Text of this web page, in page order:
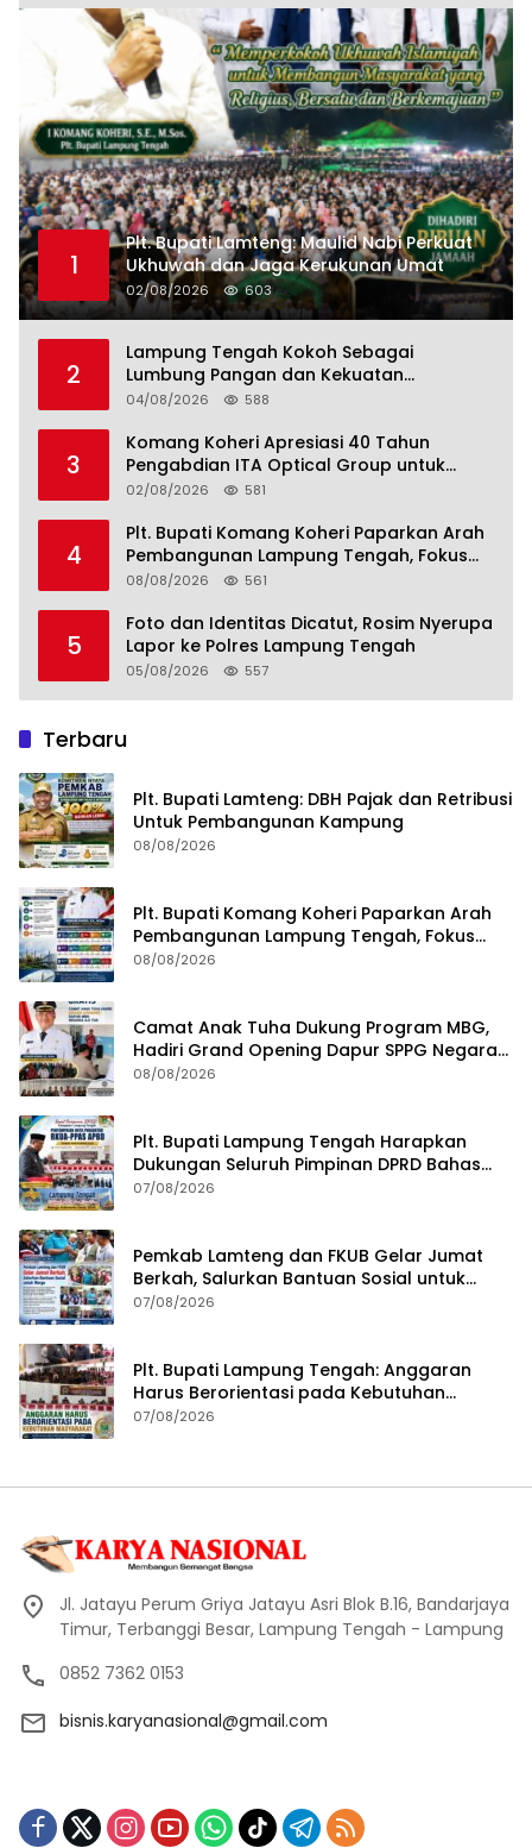
1
Plt. Bupati Lamteng: Maulid Nabi Perkuat
Ukhuwah dan Jaga Kerukunan Umat
02/08/2026 603
2
Lampung Tengah Kokoh Sebagai
Lumbung Pangan dan Kekuatan
Perkebunan Lampung, Komang Koheri:
Menuju Indonesia Emas 2045
04/08/2026 588
3
Komang Koheri Apresiasi 40 Tahun
Pengabdian ITA Optical Group untuk
Kesehatan Mata Masyarakat Lamteng
02/08/2026 581
4
Plt. Bupati Komang Koheri Paparkan Arah
Pembangunan Lampung Tengah, Fokus
pada SDM, Ekonomi, Infrastruktur dan
08/08/2026 561
5
Foto dan Identitas Dicatut, Rosim Nyerupa
Lapor ke Polres Lampung Tengah
05/08/2026 557
Terbaru
Plt. Bupati Lamteng: DBH Pajak dan Retribusi
Untuk Pembangunan Kampung
08/08/2026
Plt. Bupati Komang Koheri Paparkan Arah
Pembangunan Lampung Tengah, Fokus
pada SDM, Ekonomi, Infrastruktur dan
08/08/2026
Camat Anak Tuha Dukung Program MBG,
Hadiri Grand Opening Dapur SPPG Negara
Aji Tua Lampung Tengah
08/08/2026
Plt. Bupati Lampung Tengah Harapkan
Dukungan Seluruh Pimpinan DPRD Bahas
RKUA-PPAS APBD Tahun 2027
07/08/2026
Pemkab Lamteng dan FKUB Gelar Jumat
Berkah, Salurkan Bantuan Sosial untuk
Warga
07/08/2026
Plt. Bupati Lampung Tengah: Anggaran
Harus Berorientasi pada Kebutuhan
Masyarakat
07/08/2026
Jl. Jatayu Perum Griya Jatayu Asri Blok B.16, Bandarjaya
Timur, Terbanggi Besar, Lampung Tengah - Lampung
0852 7362 0153
bisnis.karyanasional@gmail.com